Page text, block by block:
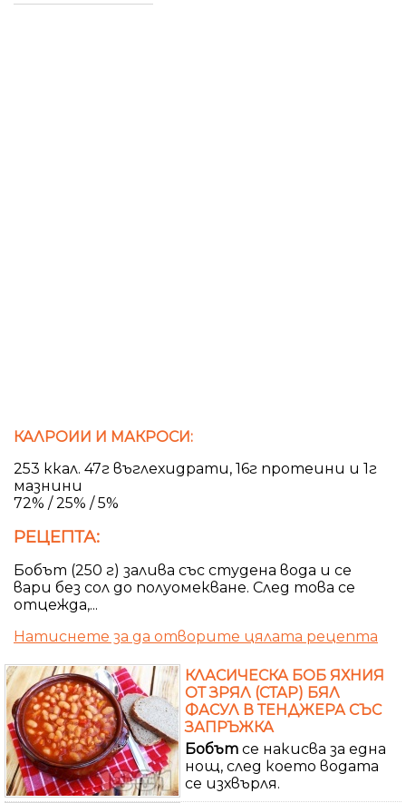
КАЛРОИИ И МАКРОСИ:
253 ккал. 47г въглехидрати, 16г протеини и 1г
мазнини
72% / 25% / 5%
РЕЦЕПТА:
Бобът (250 г) залива със студена вода и се
вари без сол до полуомекване. След това се
отцежда,...
Натиснете за да отворите цялата рецепта
КЛАСИЧЕСКА БОБ ЯХНИЯ
ОТ ЗРЯЛ (СТАР) БЯЛ
ФАСУЛ В ТЕНДЖЕРА СЪС
ЗАПРЪЖКА
Бобът се накисва за една
нощ, след което водата
се изхвърля.